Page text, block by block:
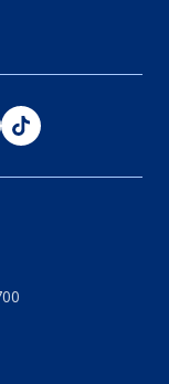
LinkedinTiktok